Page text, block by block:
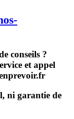
conseils ?
et appel
ni garantie de